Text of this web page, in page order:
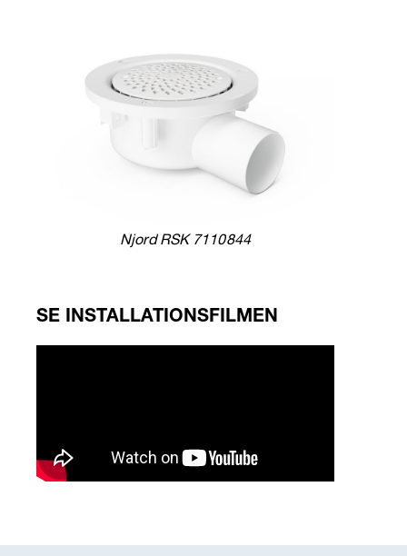
Njord RSK 7110844
SE INSTALLATIONSFILMEN